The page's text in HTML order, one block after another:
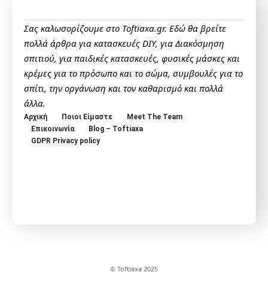
Σας καλωσορίζουμε στο Toftiaxa.gr. Εδώ θα βρείτε
πολλά άρθρα για κατασκευές DIY, για Διακόσμηση
σπιτιού, για παιδικές κατασκευές, φυσικές μάσκες και
κρέμες για το πρόσωπο και το σώμα, συμβουλές για το
σπίτι, την οργάνωση και τον καθαρισμό και πολλά
άλλα.
Αρχική Ποιοι Είμαστε
Meet The Team
Επικοινωνία
Blog – Toftiaxa
GDPR Privacy policy
© Toftiaxa 2025